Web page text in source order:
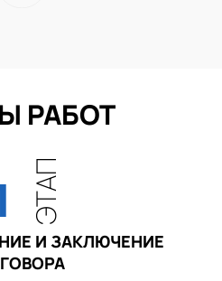
РАБОТ
ЭТАП
И ЗАКЛЮЧЕНИЕ